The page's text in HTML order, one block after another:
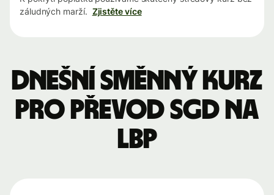
záludných marží. Zjistěte více
Dnešní směnný kurz
pro převod SGD na
LBP